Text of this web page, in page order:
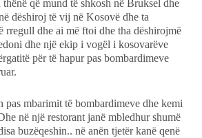
që mund të shkosh në Bruksel dhe
dëshiroj të vij në Kosovë dhe ta
rregull dhe ai më ftoi dhe tha dëshirojmë
dhe një ekip i vogël i kosovarëve
për të hapur pas bombardimeve
pas mbarimit të bombardimeve dhe kemi
në një restorant janë mbledhur shumë
buzëqeshin.. në anën tjetër kanë qenë